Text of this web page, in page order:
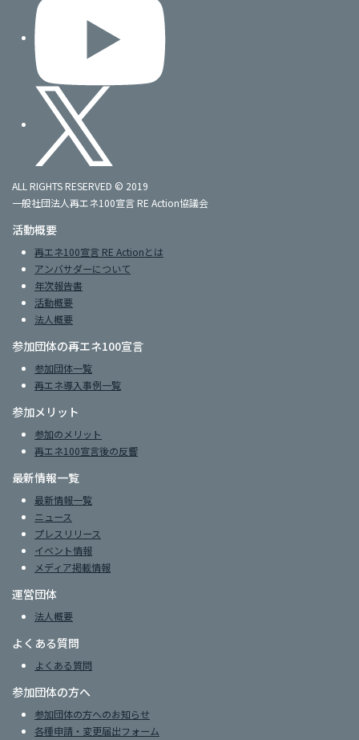
ALL RIGHTS RESERVED © 2019
一般社団法人再エネ100宣言 RE Action協議会
活動概要
再エネ100宣言 RE Actionとは
アンバサダーについて
年次報告書
活動概要
法人概要
参加団体の再エネ100宣言
参加団体一覧
再エネ導入事例一覧
参加メリット
参加のメリット
再エネ100宣言後の反響
最新情報一覧
最新情報一覧
ニュース
プレスリリース
イベント情報
メディア掲載情報
運営団体
法人概要
よくある質問
よくある質問
参加団体の方へ
参加団体の方へのお知らせ
各種申請・変更届出フォーム